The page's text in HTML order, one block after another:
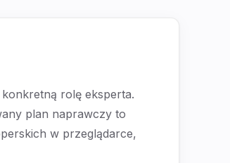
rolę eksperta.
plan naprawczy to
w przeglądarce,